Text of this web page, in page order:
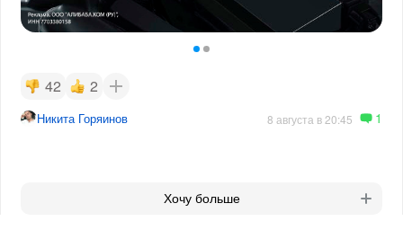
42 2
Никита Горяинов 8 августа в 20:45 1
Хочу больше